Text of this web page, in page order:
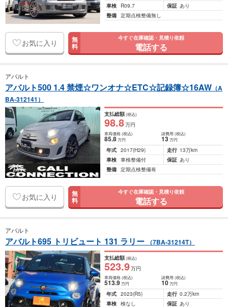
車検
R09.7 保証 あり
整備 定期点検整備無し
お気に入り 無
料
今すぐ在庫確認・見積り依頼
電話する
アバルト
アバルト500 1.4 禁煙☆ワンオナ☆ETC☆記録簿☆16AW （A
BA-312141）
支払総額(税込)
98.8万円
車両価格(税込)
85.8万円
諸費用 (税込)
13 万円
年式 2017(H29) 走行 13万km
車検 車検整備付 保証 あり
整備 定期点検整備有
お気に入り 無
料
今すぐ在庫確認・見積り依頼
電話する
アバルト
アバルト695 トリビュート 131 ラリー （7BA-31214T）
支払総額(税込)
523.9万円
車両価格(税込)
513.9万円
諸費用 (税込)
10 万円
年式 2023(R5) 走行 0.2万km
車検 検なし 保証 あり